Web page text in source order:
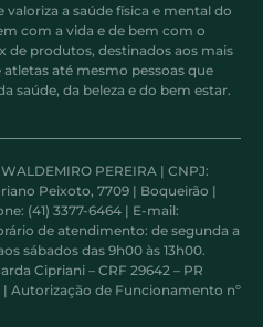
a saúde física e mental do
com a vida e de bem com o
de produtos, destinados aos mais
até mesmo pessoas que
saúde, da beleza e do bem estar.
PEREIRA | CNPJ:
Peixoto, 7709 | Boqueirão |
(41) 3377-6464 | E-mail:
de atendimento: de segunda a
sábados das 9h00 às 13h00.
Cipriani – CRF 29642 – PR
| Autorização de Funcionamento nº